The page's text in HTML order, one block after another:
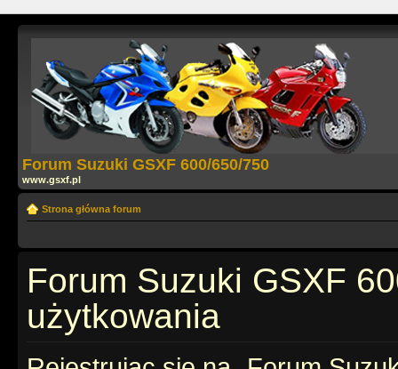
Forum Suzuki GSXF 600/650/750
www.gsxf.pl
Strona główna forum
Forum Suzuki GSXF
użytkowania